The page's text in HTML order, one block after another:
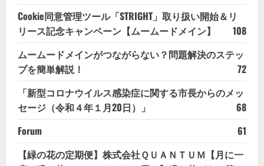
Cookie同意管理ツール「STRIGHT」取り扱い開始＆リ
リース記念キャンペーン【ムームードメイン】
108
ムームードメインがつながらない？問題解決のステッ
プを簡単解説！
72
「新型コロナウイルス感染症に関する市長からのメッ
セージ（令和４年１月20日）」
68
Forum
61
【緑の花の定期便】株式会社ＱＵＡＮＴＵＭ【月に一